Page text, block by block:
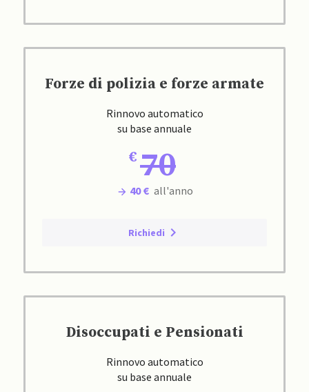
Forze di polizia e forze armate
Rinnovo automatico
su base annuale
70
40 € all'anno
Richiedi
Disoccupati e Pensionati
Rinnovo automatico
su base annuale